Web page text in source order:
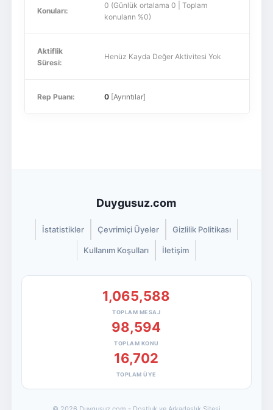
Konuları:
0 (Günlük ortalama 0 | Toplam
konuların %0)
Aktiflik
Süresi:
Henüz Kayda Değer Aktivitesi Yok
Rep Puanı: 0[Ayrıntılar]
Duygusuz.com
İstatistikler Çevrimiçi Üyeler Gizlilik Politikası
Kullanım Koşulları İletişim
1,065,588
TOPLAM MESAJ
98,594
TOPLAM KONU
16,702
TOPLAM ÜYE